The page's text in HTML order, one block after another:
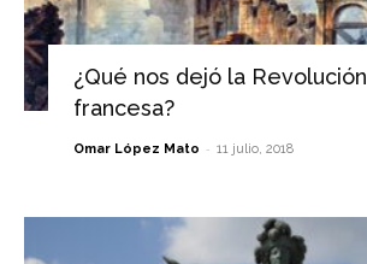
¿Qué nos dejó la Revolución
francesa?
Omar López Mato - 11 julio, 2018